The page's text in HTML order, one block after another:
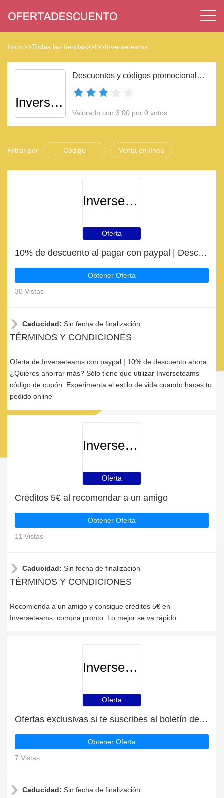
Inicio>>Todas las tiendas>>I>>Inverseteams
Inverseteams
Descuentos y códigos promocionales Inverseteams 2023
Valorado con 3.00 por 0 votos
Filtrar por Código Venta en línea
Inverseteams
Oferta
10% de descuento al pagar con paypal | Descuento para Inverseteams
Obtener Oferta
30 Vistas
Caducidad: Sin fecha de finalización
TÉRMINOS Y CONDICIONES
Oferta de Inverseteams con paypal | 10% de descuento ahora,
¿Quieres ahorrar más? Sólo tiene que utilizar Inverseteams
código de cupón. Experimenta el estilo de vida cuando haces tu
pedido online
Inverseteams
Oferta
Créditos 5€ al recomendar a un amigo
Obtener Oferta
11 Vistas
Caducidad: Sin fecha de finalización
TÉRMINOS Y CONDICIONES
Recomienda a un amigo y consigue créditos 5€ en
Inverseteams, compra pronto. Lo mejor se va rápido
Inverseteams
Oferta
Ofertas exclusivas si te suscribes al boletín de Inverseteams
Obtener Oferta
7 Vistas
Caducidad: Sin fecha de finalización